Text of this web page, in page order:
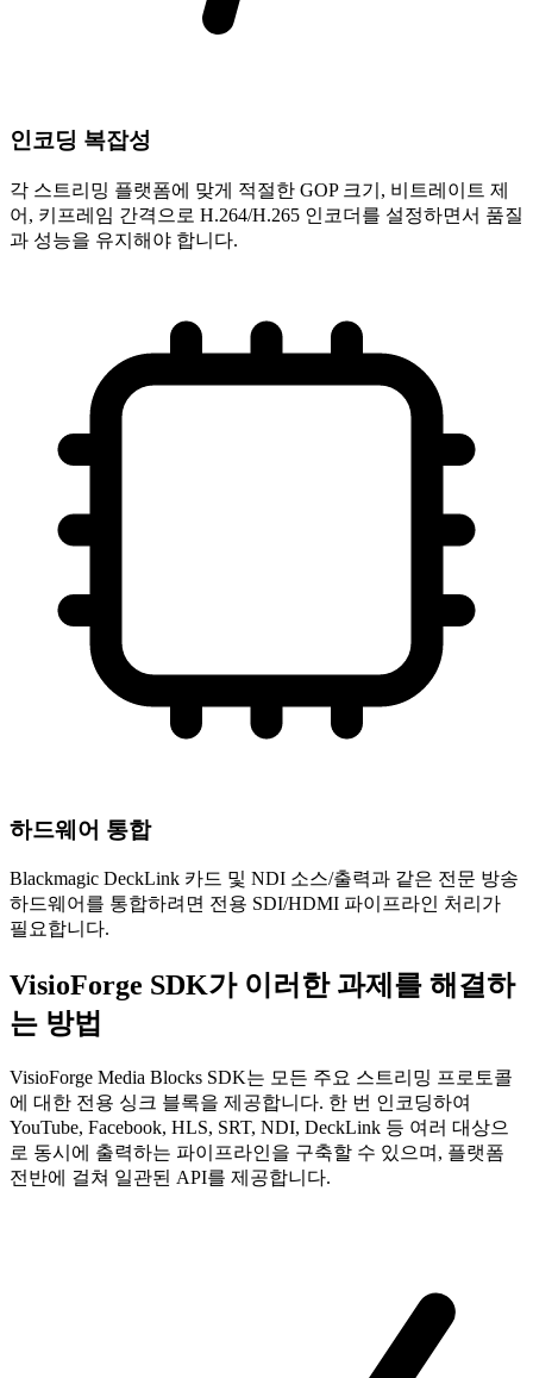
인코딩 복잡성
각 스트리밍 플랫폼에 맞게 적절한 GOP 크기, 비트레이트 제
어, 키프레임 간격으로 H.264/H.265 인코더를 설정하면서 품질
과 성능을 유지해야 합니다.
하드웨어 통합
Blackmagic DeckLink 카드 및 NDI 소스/출력과 같은 전문 방송
하드웨어를 통합하려면 전용 SDI/HDMI 파이프라인 처리가
필요합니다.
VisioForge SDK가 이러한 과제를 해결하
는 방법
VisioForge Media Blocks SDK는 모든 주요 스트리밍 프로토콜
에 대한 전용 싱크 블록을 제공합니다. 한 번 인코딩하여
YouTube, Facebook, HLS, SRT, NDI, DeckLink 등 여러 대상으
로 동시에 출력하는 파이프라인을 구축할 수 있으며, 플랫폼
전반에 걸쳐 일관된 API를 제공합니다.